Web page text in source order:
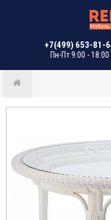
+7(499) 653-81-
Пн-Пт 9:00 - 18:00